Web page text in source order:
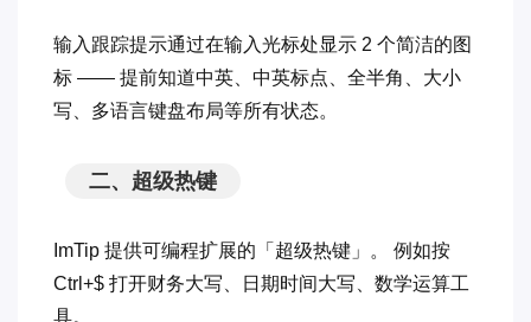
输入跟踪提示通过在输入光标处显示 2 个简洁的图
标 —— 提前知道中英、中英标点、全半角、大小
写、多语言键盘布局等所有状态。
二、超级热键
ImTip 提供可编程扩展的「超级热键」。 例如按
Ctrl+$ 打开财务大写、日期时间大写、数学运算工
具。